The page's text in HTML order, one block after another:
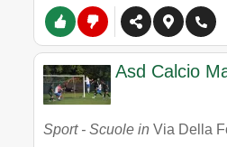
Asd Calcio
Sport - Scuole in Via Della